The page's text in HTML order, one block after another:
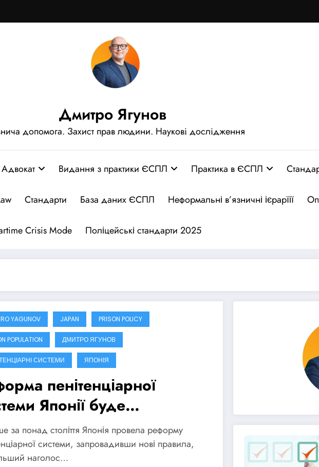
Дмитро Ягунов
допомога. Захист прав людини. Наукові дослідження
Адвокат Видання з практики ЄСПЛ Практика в ЄСПЛ
Стандарти База даних ЄСПЛ Неформальні в’язничні ієрарїії
Crisis Mode Поліцейські стандарти 2025
YAGUNOV JAPAN PRISON POLICY
POPULATION ДМИТРО ЯГУНОВ
СИСТЕМИ ЯПОНІЯ
пенітенціарної
Японії буде
на реабілітації
за понад століття Японія провела реформу
системи, запровадивши нові правила,
наголос…